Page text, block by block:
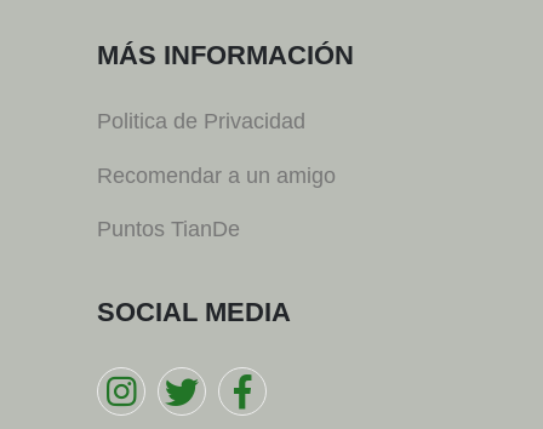
MÁS INFORMACIÓN
Politica de Privacidad
Recomendar a un amigo
Puntos TianDe
SOCIAL MEDIA